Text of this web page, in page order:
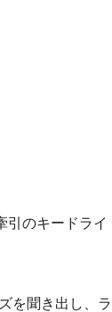
引のキードライ
を聞き出し、ラ